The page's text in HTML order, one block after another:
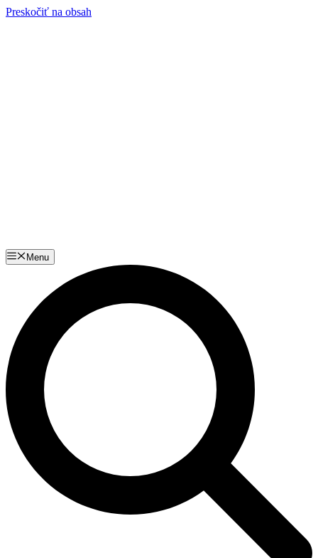
Preskočiť na obsah
Menu